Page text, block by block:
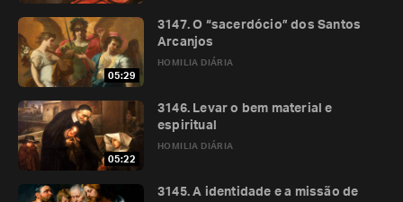
05:29
HOMILIA DIÁRIA
3147. O “sacerdócio” dos Santos
Arcanjos
05:22
HOMILIA DIÁRIA
3146. Levar o bem material e
espiritual
3145. A identidade e a missão de